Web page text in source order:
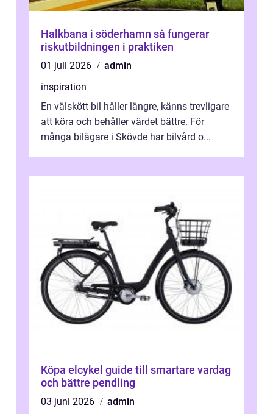
Halkbana i söderhamn så fungerar
riskutbildningen i praktiken
01 juli 2026
admin
inspiration
En välskött bil håller längre, känns trevligare
att köra och behåller värdet bättre. För
många bilägare i Skövde har bilvård o...
Köpa elcykel guide till smartare vardag
och bättre pendling
03 juni 2026
admin